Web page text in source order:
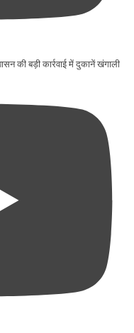
की बड़ी कार्रवाई में दुकानें खंगाली